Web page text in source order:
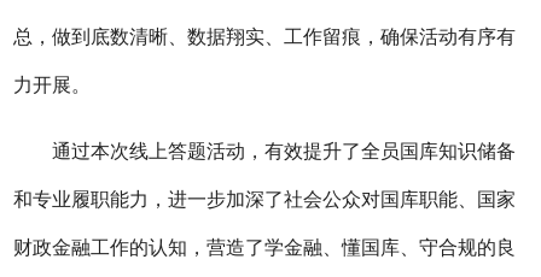
总，做到底数清晰、数据翔实 、工作留痕，确保活动有序有
力开展。
通过本次线上答题活动，有效提升了全员国库知识储备
和专业履职能力，进一步加深了社会公众对国库职能、国家
财政金融工作的认知，营造了学金融、懂国库、守合规的良